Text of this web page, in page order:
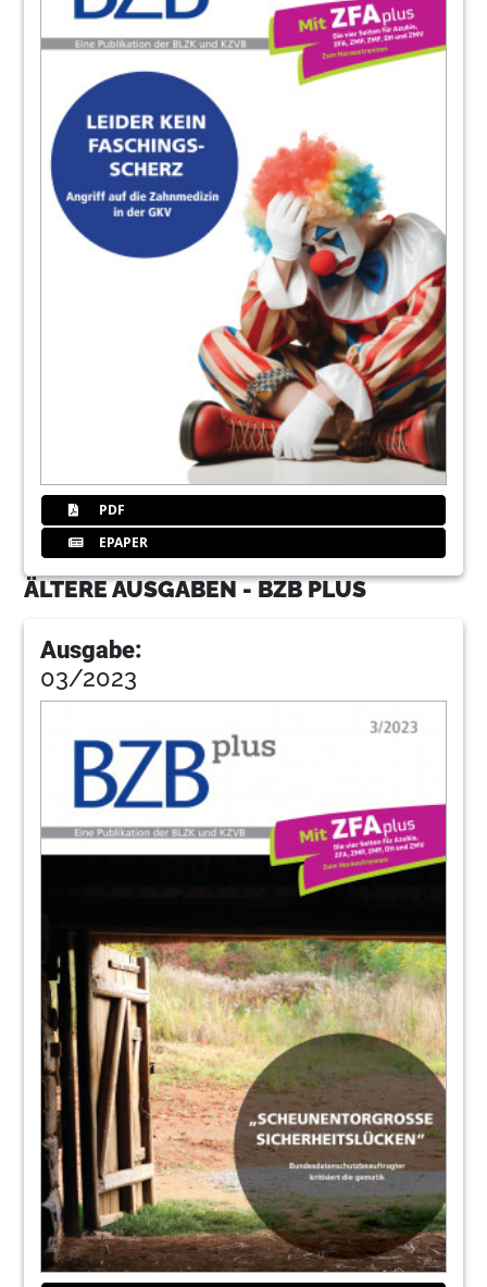
PDF
EPAPER
ÄLTERE AUSGABEN - BZB PLUS
Ausgabe:
03/2023